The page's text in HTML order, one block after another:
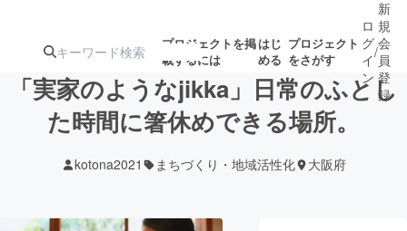
プロジェクトを掲
載するには
はじ
める
プロジェクト
をさがす
ターン
ジェクト
募集終了が近いプ
ロジェクト
もうすぐ公開
されます
ロ
グ
イ
ン
/
新
規
会
員
登
録
「実家のようなjikka」日常のふとし
た時間に箸休めできる場所。
kotona2021 まちづくり・地域活性化 大阪府